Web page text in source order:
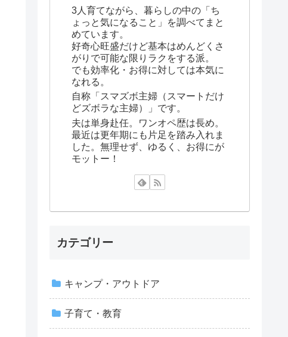
3人育てながら、暮らしの中の「ち
ょっと気になること」を調べてまと
めています。
好奇心旺盛だけど基本はめんどくさ
がりで可能な限りラクをする派。
でも効率化・お得に対しては本気に
なれる。
自称「スマズボ主婦（スマートだけ
どズボラな主婦）」です。
夫は単身赴任。ワンオペ歴は長め。
最近は更年期にも片足を踏み入れま
した。無理せず、ゆるく、お得にが
モットー！
カテゴリー
キャンプ・アウトドア
子育て・教育